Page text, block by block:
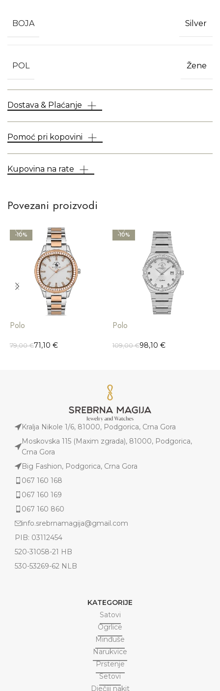
BOJA Silver
POL Žene
Dostava & Plaćanje
Pomoć pri kopovini
Kupovina na rate
Povezani proizvodi
-10%
Polo
79,00€71,10 €
-10%
Polo
109,00€98,10 €
Kralja Nikole 1/6, 81000, Podgorica, Crna Gora
Moskovska 115 (Maxim zgrada), 81000, Podgorica,
Crna Gora
Big Fashion, Podgorica, Crna Gora
067 160 168
067 160 169
067 160 860
info.srebrnamagija@gmail.com
PIB: 03112454
520-31058-21 HB
530-53269-62 NLB
KATEGORIJE
Satovi
Ogrlice
Minđuše
Narukvice
Prstenje
Setovi
Dječiji nakit